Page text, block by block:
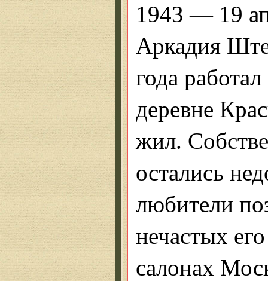
1943 — 19
Аркадия
года
деревне
жил.
остались
любители
нечастых
салонах